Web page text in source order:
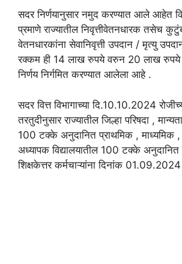
सदर निर्णयानुसार नमुद करण्यात आले आहेत
प्रमाणे राज्यातील निवृत्तीवेतनधारक तसेच कुटुंब
वेतनधारकांना सेवानिवृत्ती उपदान / मृत्यु
रक्कम ही 14 लाख रुपये वरुन 20 लाख रुपये
निर्णय निर्गमित करण्यात आलेला आहे .
सदर वित्त विभागाच्या दि.10.10.2024
तरतुदीनुसार राज्यातील जिल्हा परिषदा ,
100 टक्के अनुदानित प्राथमिक , माध्यमिक
अध्यापक विद्यालयातील 100 टक्के अनुदानित
शिक्षकेत्तर कर्मचाऱ्यांना दिनांक